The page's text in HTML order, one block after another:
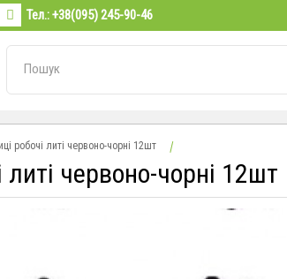
Тел.:+38(095) 245-90-46
робочі литі червоно-чорні 12шт
литі червоно-чорні 12шт